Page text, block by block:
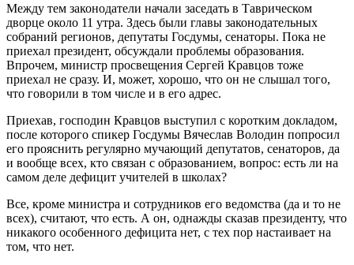
Между тем законодатели начали заседать в Таврическом
дворце около 11 утра. Здесь были главы законодательных
собраний регионов, депутаты Госдумы, сенаторы. Пока не
приехал президент, обсуждали проблемы образования.
Впрочем, министр просвещения Сергей Кравцов тоже
приехал не сразу. И, может, хорошо, что он не слышал того,
что говорили в том числе и в его адрес.
Приехав, господин Кравцов выступил с коротким докладом,
после которого спикер Госдумы Вячеслав Володин попросил
его прояснить регулярно мучающий депутатов, сенаторов, да
и вообще всех, кто связан с образованием, вопрос: есть ли на
самом деле дефицит учителей в школах?
Все, кроме министра и сотрудников его ведомства (да и то не
всех), считают, что есть. А он, однажды сказав президенту, что
никакого особенного дефицита нет, с тех пор настаивает на
том, что нет.